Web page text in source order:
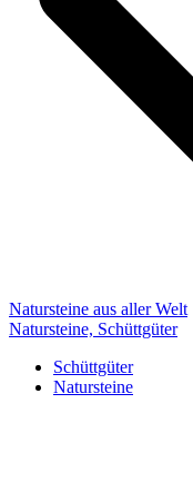
Natursteine aus aller Welt
Natursteine, Schüttgüter
Schüttgüter
Natursteine